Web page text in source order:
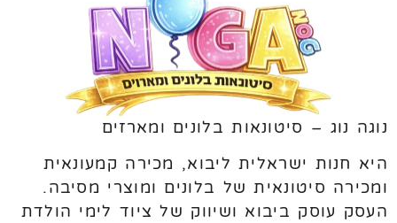
נוגה נוג – סיטונאות בלונים ומארזים
היא חנות ישראלית ליבוא, מכירה קמעונאית
ומכירה סיטונאית של בלונים ומוצרי מסיבה.
העסק עוסק ביבוא ושיווק של ציוד לימי הולדת